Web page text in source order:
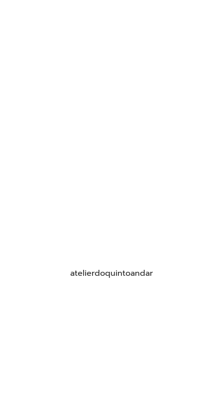
atelierdoquintoandar